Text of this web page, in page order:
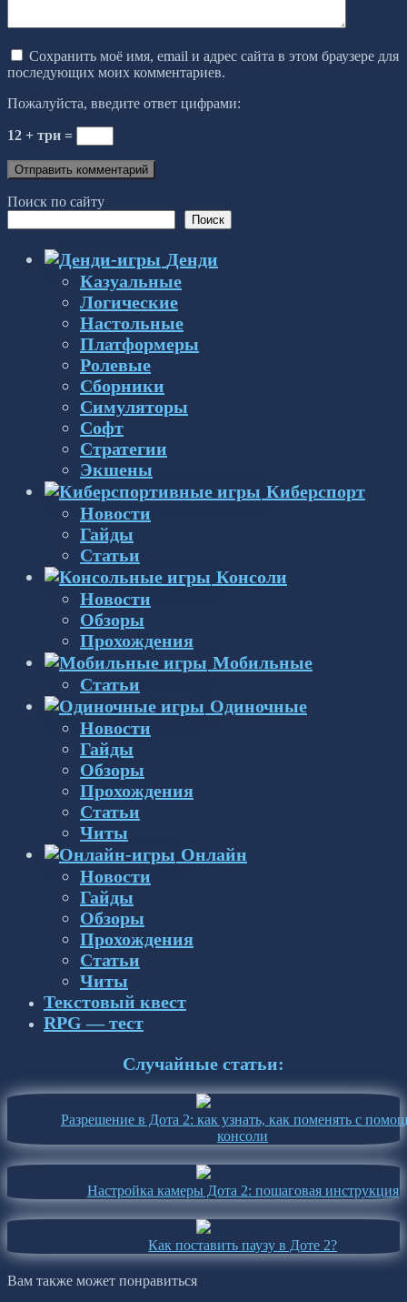
Сохранить моё имя, email и адрес сайта в этом браузере для
последующих моих комментариев.
Пожалуйста, введите ответ цифрами:
12 + три =
Поиск по сайту
Поиск
Денди
Казуальные
Логические
Настольные
Платформеры
Ролевые
Сборники
Симуляторы
Софт
Стратегии
Экшены
Киберспорт
Новости
Гайды
Статьи
Консоли
Новости
Обзоры
Прохождения
Мобильные
Статьи
Одиночные
Новости
Гайды
Обзоры
Прохождения
Статьи
Читы
Онлайн
Новости
Гайды
Обзоры
Прохождения
Статьи
Читы
Текстовый квест
RPG — тест
Случайные статьи:
Разрешение в Дота 2: как узнать, как поменять с
консоли
Настройка камеры Дота 2: пошаговая инструкция
Как поставить паузу в Доте 2?
Вам также может понравиться